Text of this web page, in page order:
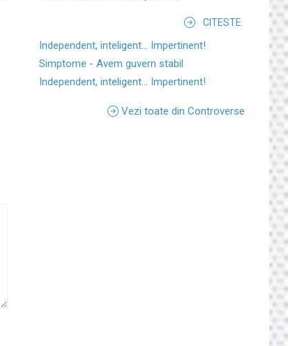
CITESTE
Independent, inteligent... Impertinent!
Simptome - Avem guvern stabil
Independent, inteligent... Impertinent!
Vezi toate din Controverse